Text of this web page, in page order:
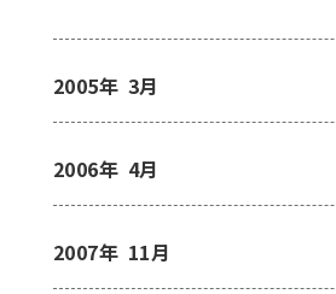
2005年 3月
2006年 4月
2007年 11月